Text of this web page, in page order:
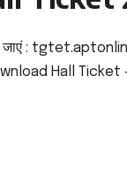
जाएं :
Hall Ticket